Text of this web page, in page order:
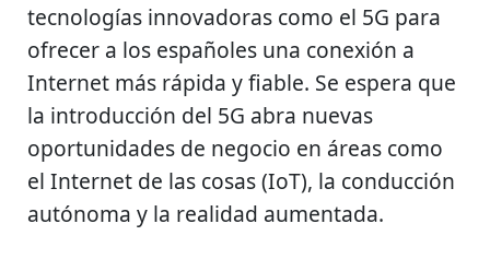
tecnologías innovadoras como el 5G para
ofrecer a los españoles una conexión a
Internet más rápida y fiable. Se espera que
la introducción del 5G abra nuevas
oportunidades de negocio en áreas como
el Internet de las cosas (IoT), la conducción
autónoma y la realidad aumentada.